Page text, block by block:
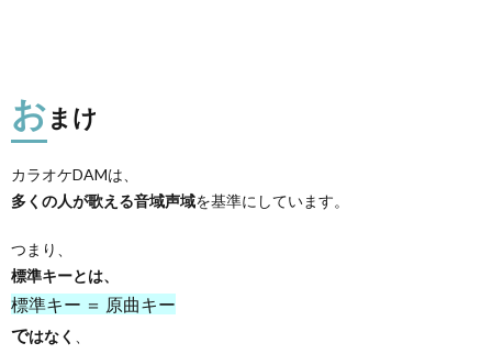
おまけ
カラオケDAMは、
多くの人が歌える音域声域を基準にしています。
つまり、
標準キーとは、
標準キー ＝ 原曲キー
ではなく